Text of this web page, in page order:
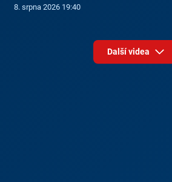
8. srpna 2026 19:40
Další videa